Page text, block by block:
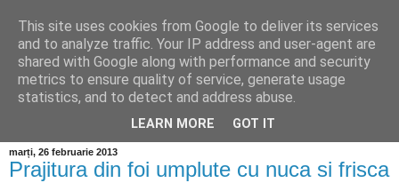
marți, 26 februarie 2013
Prajitura din foi umplute cu nuca si frisca
This site uses cookies from Google to deliver its services
and to analyze traffic. Your IP address and user-agent are
shared with Google along with performance and security
metrics to ensure quality of service, generate usage
statistics, and to detect and address abuse.
LEARN MORE GOT IT